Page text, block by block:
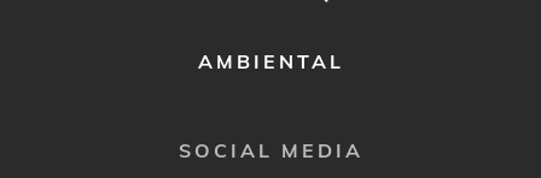
AMBIENTAL
SOCIAL MEDIA